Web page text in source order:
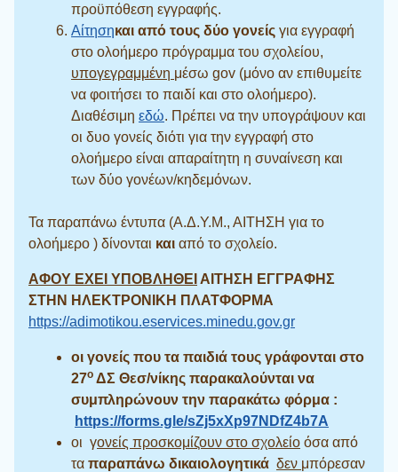
προϋπόθεση εγγραφής.
Αίτησηκαι από τους δύο γονείς για εγγραφή
στο ολοήμερο πρόγραμμα του σχολείου,
υπογεγραμμένη μέσω gov (μόνο αν επιθυμείτε
να φοιτήσει το παιδί και στο ολοήμερο).
Διαθέσιμη εδώ. Πρέπει να την υπογράψουν και
οι δυο γονείς διότι για την εγγραφή στο
ολοήμερο είναι απαραίτητη η συναίνεση και
των δύο γονέων/κηδεμόνων.
Τα παραπάνω έντυπα (Α.Δ.Υ.Μ., ΑΙΤΗΣΗ για το
ολοήμερο ) δίνονται και από το σχολείο.
ΑΦΟΥ ΕΧΕΙ ΥΠΟΒΛΗΘΕΙ ΑΙΤΗΣΗ ΕΓΓΡΑΦΗΣ
ΣΤΗΝ ΗΛΕΚΤΡΟΝΙΚΗ ΠΛΑΤΦΟΡΜΑ
https://adimotikou.eservices.minedu.gov.gr
οι γονείς που τα παιδιά τους γράφονται στο
27ο ΔΣ Θεσ/νίκης παρακαλούνται να
συμπληρώνουν την παρακάτω φόρμα :
https://forms.gle/sZj5xXp97NDfZ4b7A
οι γονείς προσκομίζουν στο σχολείο όσα από
τα παραπάνω δικαιολογητικά δεν μπόρεσαν